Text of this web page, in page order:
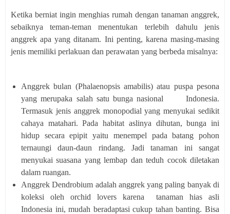
Ketika berniat ingin menghias rumah dengan tanaman anggrek,
sebaiknya teman-teman menentukan terlebih dahulu jenis
anggrek apa yang ditanam. Ini penting, karena masing-masing
jenis memiliki perlakuan dan perawatan yang berbeda misalnya:
Anggrek bulan (Phalaenopsis amabilis) atau puspa pesona
yang merupaka salah satu bunga nasional Indonesia.
Termasuk jenis anggrek monopodial yang menyukai sedikit
cahaya matahari. Pada habitat aslinya dihutan, bunga ini
hidup secara epipit yaitu menempel pada batang pohon
ternaungi daun-daun rindang. Jadi tanaman ini sangat
menyukai suasana yang lembap dan teduh cocok diletakan
dalam ruangan.
Anggrek Dendrobium adalah anggrek yang paling banyak di
koleksi oleh orchid lovers karena tanaman hias asli
Indonesia ini, mudah beradaptasi cukup tahan banting. Bisa